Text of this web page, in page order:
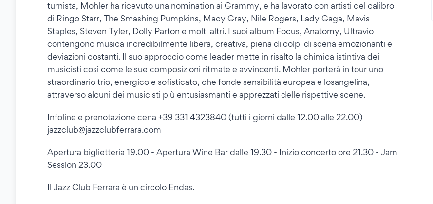
turnista, Mohler ha ricevuto una nomination ai Grammy, e ha lavorato con artisti del calibro
di Ringo Starr, The Smashing Pumpkins, Macy Gray, Nile Rogers, Lady Gaga, Mavis
Staples, Steven Tyler, Dolly Parton e molti altri. I suoi album Focus, Anatomy, Ultravio
contengono musica incredibilmente libera, creativa, piena di colpi di scena emozionanti e
deviazioni costanti. Il suo approccio come leader mette in risalto la chimica istintiva dei
musicisti così come le sue composizioni ritmate e avvincenti. Mohler porterà in tour uno
straordinario trio, energico e sofisticato, che fonde sensibilità europea e losangelina,
attraverso alcuni dei musicisti più entusiasmanti e apprezzati delle rispettive scene.
Infoline e prenotazione cena +39 331 4323840 (tutti i giorni dalle 12.00 alle 22.00)
jazzclub@jazzclubferrara.com
Apertura biglietteria 19.00 - Apertura Wine Bar dalle 19.30 - Inizio concerto ore 21.30 - Jam
Session 23.00
Il Jazz Club Ferrara è un circolo Endas.